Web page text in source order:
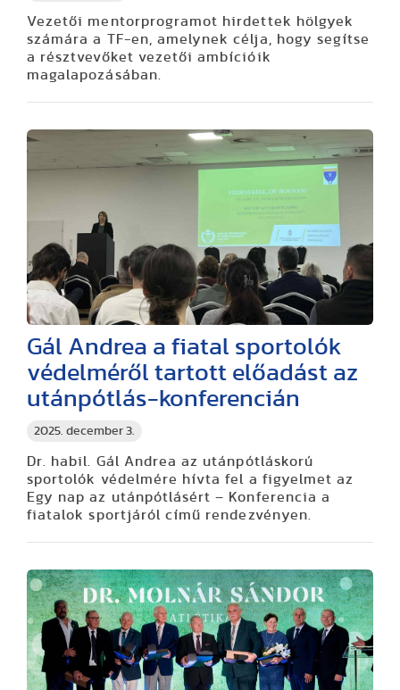
Vezetői mentorprogramot hirdettek hölgyek
számára a TF-en, amelynek célja, hogy segítse
a résztvevőket vezetői ambícióik
magalapozásában.
2025. december 3.
Gál Andrea a fiatal sportolók
védelméről tartott előadást az
utánpótlás-konferencián
Dr. habil. Gál Andrea az utánpótláskorú
sportolók védelmére hívta fel a figyelmet az
Egy nap az utánpótlásért – Konferencia a
fiatalok sportjáról című rendezvényen.